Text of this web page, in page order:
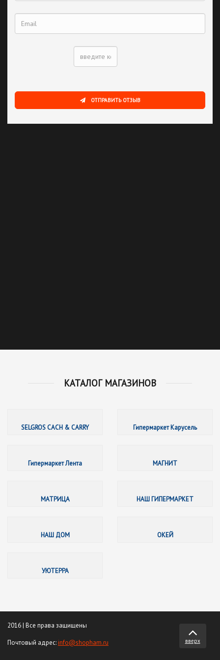
ОТПРАВИТЬ ОТЗЫВ
КАТАЛОГ МАГАЗИНОВ
SELGROS CACH & CARRY
Гипермаркет Карусель
Гипермаркет Лента
МАГНИТ
МАТРИЦА
НАШ ГИПЕРМАРКЕТ
НАШ ДОМ
ОКЕЙ
УЮТЕРРА
2016 | Все права защищены
вверх
Почтовый адрес:info@shopham.ru